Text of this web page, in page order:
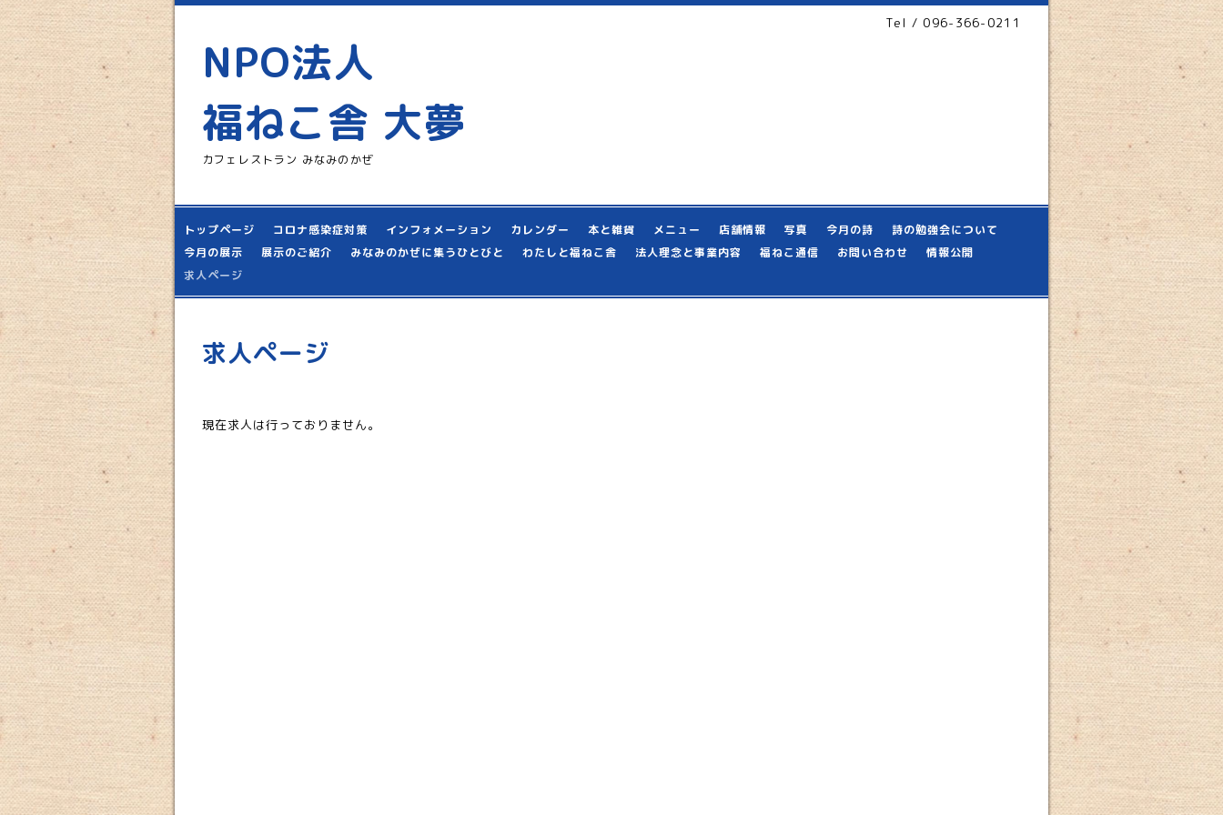
Tel / 096-366-0211
NPO法人
福ねこ舎 大夢
カフェレストラン みなみのかぜ
トップページ コロナ感染症対策 インフォメーション カレンダー 本と雑貨 メニュー 店舗情報 写真 今月の詩
詩の勉強会について
今月の展示
展示のご紹介 みなみのかぜに集うひとびと わたしと福ねこ舎 法人理念と事業内容 福ねこ通信 お問い合わせ
情報公開
求人ページ
求人ページ
現在求人は行っておりません。